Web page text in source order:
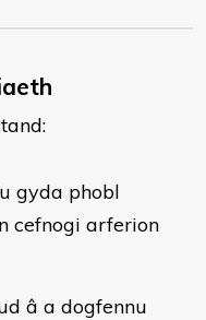
gyda phobl
cefnogi arferion
â a dogfennu